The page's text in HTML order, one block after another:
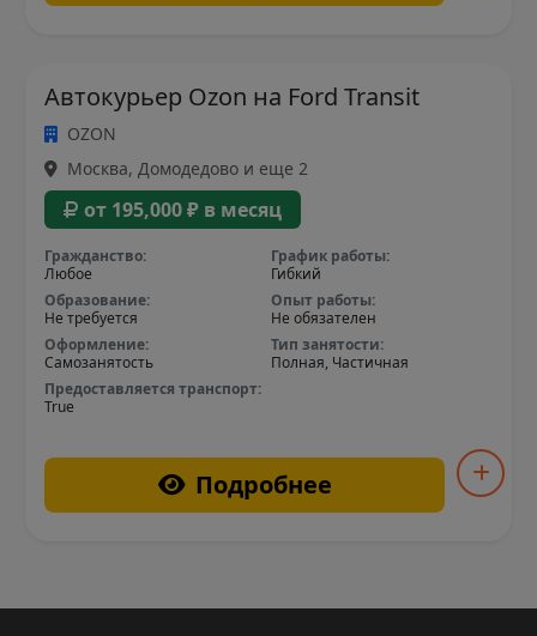
Автокурьер Ozon на Ford Transit
OZON
Москва, Домодедово и еще 2
от 195,000 ₽ в месяц
Гражданство:
Любое
График работы:
Гибкий
Образование:
Не требуется
Опыт работы:
Не обязателен
Оформление:
Самозанятость
Тип занятости:
Полная, Частичная
Предоставляется транспорт:
True
Подробнее